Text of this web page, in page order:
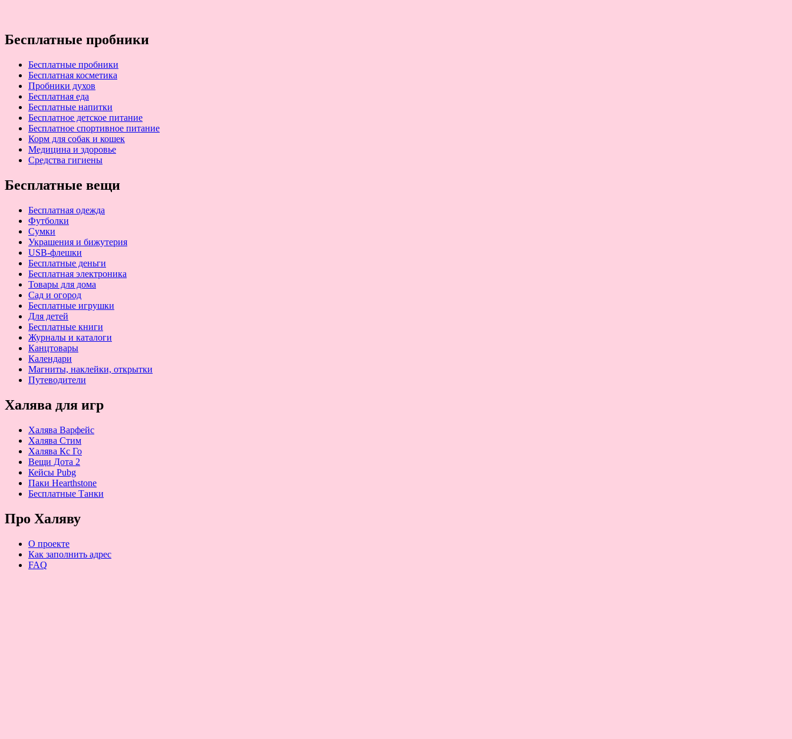
Бесплатные пробники
Бесплатные пробники
Бесплатная косметика
Пробники духов
Бесплатная еда
Бесплатные напитки
Бесплатное детское питание
Бесплатное спортивное питание
Корм для собак и кошек
Медицина и здоровье
Средства гигиены
Бесплатные вещи
Бесплатная одежда
Футболки
Сумки
Украшения и бижутерия
USB-флешки
Бесплатные деньги
Бесплатная электроника
Товары для дома
Сад и огород
Бесплатные игрушки
Для детей
Бесплатные книги
Журналы и каталоги
Канцтовары
Календари
Магниты, наклейки, открытки
Путеводители
Халява для игр
Халява Варфейс
Халява Стим
Халява Кс Го
Вещи Дота 2
Кейсы Pubg
Паки Hearthstone
Бесплатные Танки
Про Халяву
О проекте
Как заполнить адрес
FAQ